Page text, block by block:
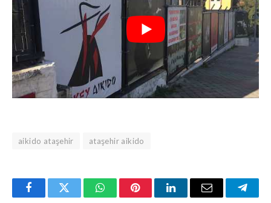
aikido ataşehir ataşehir aikido
FacebookTwitter WhatsAppPinterestLinkedin'de
Email